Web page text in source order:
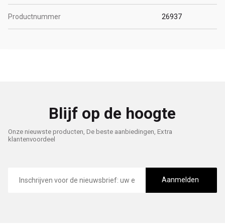
Productnummer 26937
Blijf op de hoogte
Onze nieuwste producten, De beste aanbiedingen, Extra
klantenvoordeel
mailadres
Aanmelden